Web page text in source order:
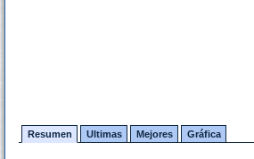
Resumen Ultimas Mejores Gráfica